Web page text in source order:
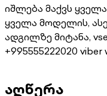
იშლება მაქვს
ყველა მოდელის,
ადგილზე მიტანა,
+995555222020 viber
აღწერა